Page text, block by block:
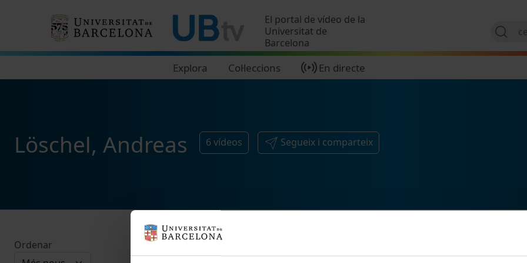
El portal de vídeo de la
Universitat de
Barcelona
Explora Col·leccions En directe
Löschel, Andreas 6 vídeos Segueix i comparteix
Ordenar